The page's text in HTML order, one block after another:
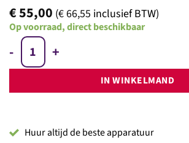
€55,00 (€66,55 inclusief BTW)
Op voorraad, direct beschikbaar
Verlinde SM10 motortakel 1000 kg 20.0m
IN WINKELMAND
Huur altijd de beste apparatuur